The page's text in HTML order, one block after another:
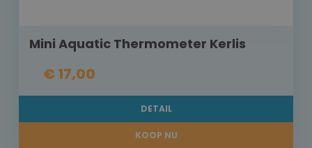
Mini Aquatic Thermometer Kerlis
€ 17,00
DETAIL
KOOP NU